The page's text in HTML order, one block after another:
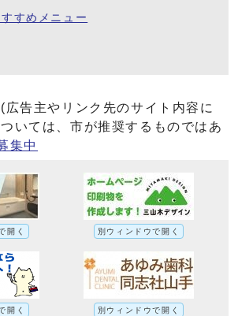
すめメニュー
(広告主やリンク先のサイト内容に
ついては、市が推奨するものではあ
集中
開く 別ウィンドウで開く
開く 別ウィンドウで開く